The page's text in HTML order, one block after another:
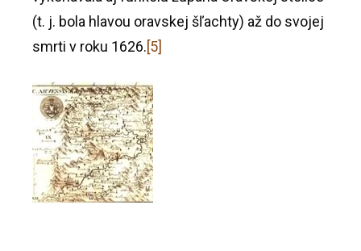
(t. j. bola hlavou oravskej šľachty) až do svojej
smrti v roku 1626.[5]